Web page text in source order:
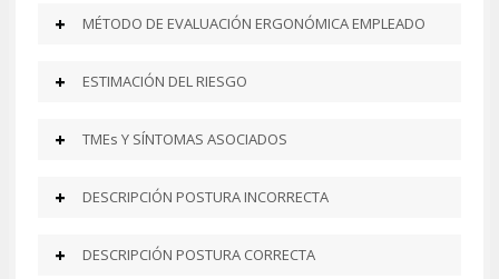
MÉTODO DE EVALUACIÓN ERGONÓMICA EMPLEADO
ESTIMACIÓN DEL RIESGO
TMEs Y SÍNTOMAS ASOCIADOS
DESCRIPCIÓN POSTURA INCORRECTA
DESCRIPCIÓN POSTURA CORRECTA